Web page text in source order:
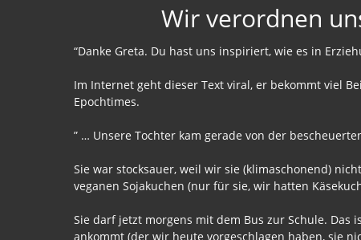
Wir verordnen
“Danke Greta. Du hast uns inspiriert, wie es in
Im Internet geht dieser Text viral, er bekommt viel
Epochtimes.
” … Unsere Tochter kam gerade von der
Sie war stocksauer, weil wir sie (klimaschonend)
veganen Sojakuchen (nur für sie, wir hatten
Sie darf jetzt morgens mit dem Bus zur Schule.
ankommt (der wir heute vorgeschlagen haben, sie